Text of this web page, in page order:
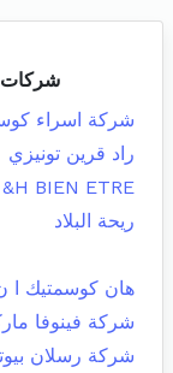
شركة اسراء
راد قرين تونيزي
BIEN ETRE
ريحة البلاد
هان كوسمتيك
شركة فينوفا
شركة رسلان